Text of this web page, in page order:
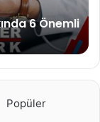
6 Önemli
Popüler